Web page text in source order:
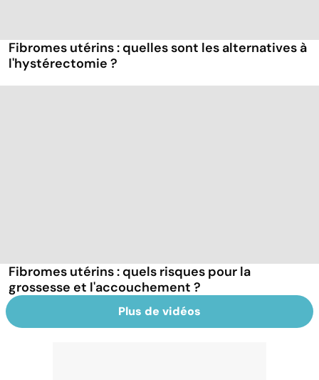
Fibromes utérins : quelles sont les alternatives à
l'hystérectomie ?
Fibromes utérins : quels risques pour la
grossesse et l'accouchement ?
Plus de vidéos